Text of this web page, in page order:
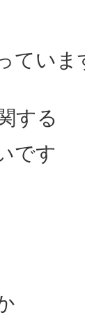
ていま
する
です